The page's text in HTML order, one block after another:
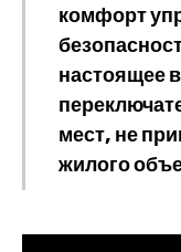
комфорт
настоящее
мест, не
жилого